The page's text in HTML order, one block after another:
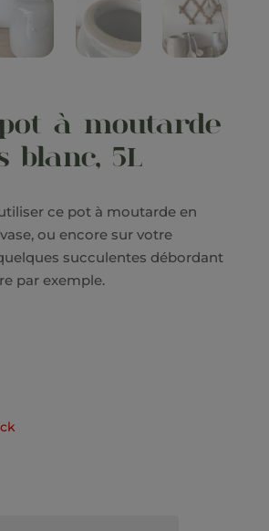
à moutarde
blanc, 5L
ce pot à moutarde en
ou encore sur votre
succulentes débordant
par exemple.